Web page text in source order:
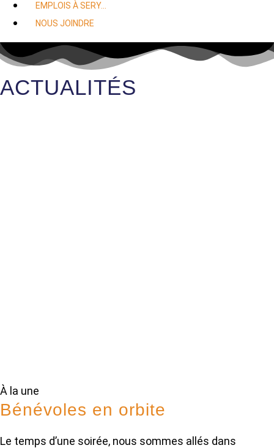
EMPLOIS À SERY…
NOUS JOINDRE
ACTUALITÉS
À la une
Bénévoles en orbite
Le temps d’une soirée, nous sommes allés dans